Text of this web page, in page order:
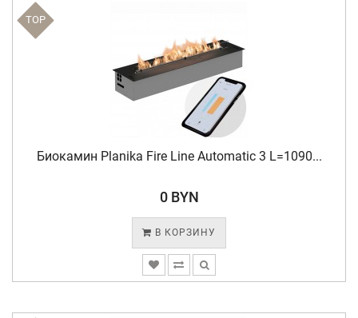
TOP
Биокамин Planika Fire Line Automatic 3 L=1090...
0 BYN
В КОРЗИНУ